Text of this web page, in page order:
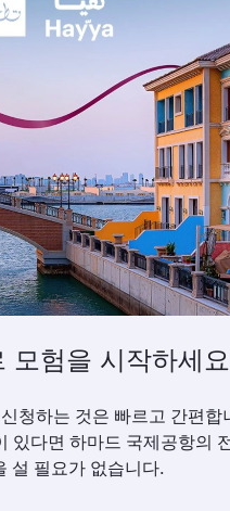
모험을 시작하세요
청하는 것은 빠르고 간편합
있다면 하마드 국제공항의
필요가 없습니다.